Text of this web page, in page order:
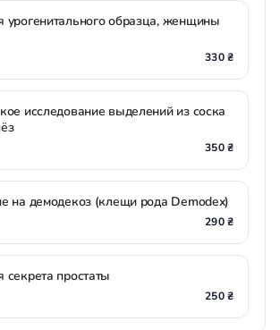
урогенитального образца, женщины
330 ₴
исследование выделений из соска
350 ₴
на демодекоз (клещи рода Demodex)
290 ₴
простаты
250 ₴